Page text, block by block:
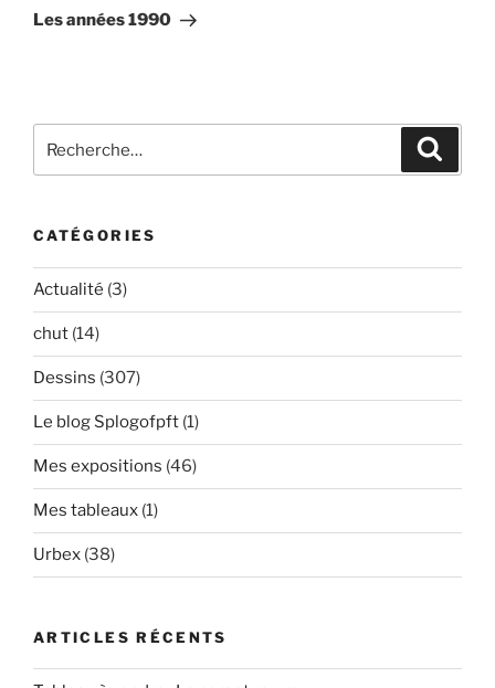
suivant
Les années 1990
pour
CATÉGORIES
Actualité (3)
chut (14)
Dessins (307)
Le blog Splogofpft (1)
Mes expositions (46)
Mes tableaux (1)
Urbex (38)
ARTICLES RÉCENTS